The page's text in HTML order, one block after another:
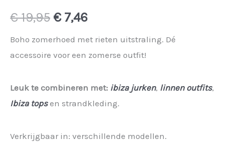
€19,95 Oorspronkelijke
prijs
€ 19,95.
€ 7,46Huidige
prijs
€ 7,46.
Boho zomerhoed met rieten uitstraling. Dé
accessoire voor een zomerse outfit!
Leuk te combineren met: ibiza jurken, linnen outfits,
Ibiza topsen strandkleding.
Verkrijgbaar in: verschillende modellen.